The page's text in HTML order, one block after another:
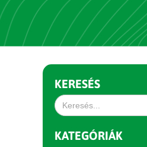
KERESÉS
Search
for:
KATEGÓRIÁK